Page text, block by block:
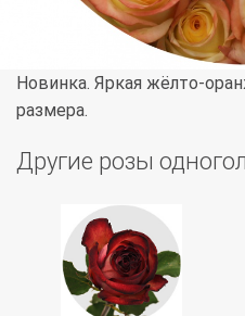
Новинка. Яркая жёлто-
размера.
Другие розы